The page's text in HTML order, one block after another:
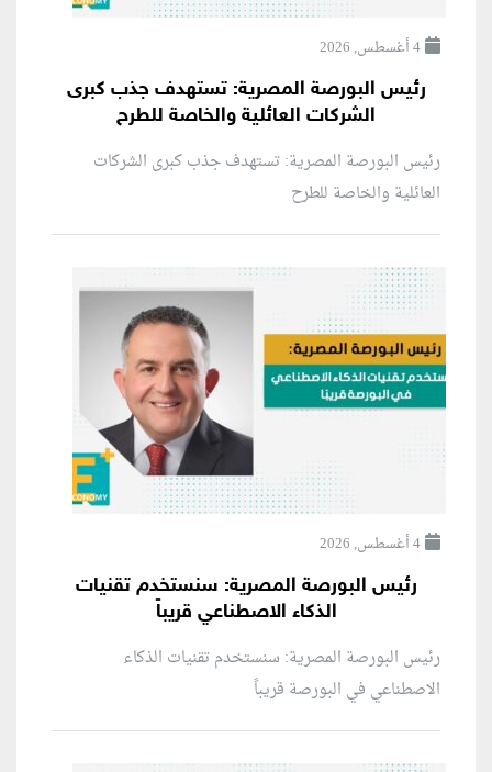
4 أغسطس, 2026
رئيس البورصة المصرية: تستهدف جذب كبرى
الشركات العائلية والخاصة للطرح
رئيس البورصة المصرية: تستهدف جذب كبرى الشركات
العائلية والخاصة للطرح
4 أغسطس, 2026
رئيس البورصة المصرية: سنستخدم تقنيات
الذكاء الاصطناعي قريباً
رئيس البورصة المصرية: سنستخدم تقنيات الذكاء
الاصطناعي في البورصة قريباً